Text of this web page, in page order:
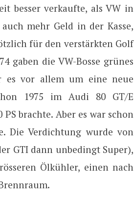
besser verkaufte, als VW in
mehr Geld in der Kasse,
für den verstärkten Golf
gaben die VW-Bosse grünes
es vor allem um eine neue
1975 im Audi 80 GT/E
brachte. Aber es war schon
Die Verdichtung wurde von
GTI dann unbedingt Super),
Ölkühler, einen nach